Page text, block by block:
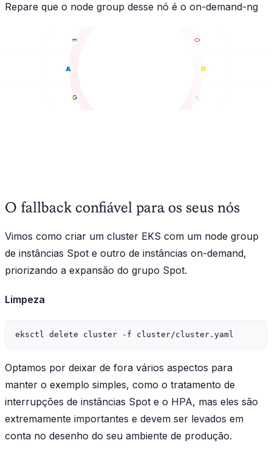
Repare que o node group desse nó é o on-demand-ng
O fallback confiável para os seus nós
Vimos como criar um cluster EKS com um node group
de instâncias Spot e outro de instâncias on-demand,
priorizando a expansão do grupo Spot.
Limpeza
Optamos por deixar de fora vários aspectos para
manter o exemplo simples, como o tratamento de
interrupções de instâncias Spot e o HPA, mas eles são
extremamente importantes e devem ser levados em
conta no desenho do seu ambiente de produção.